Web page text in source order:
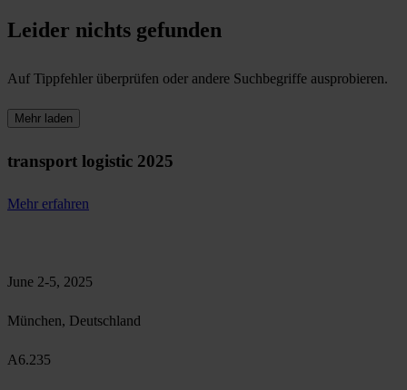
Leider nichts gefunden
Auf Tippfehler überprüfen oder andere Suchbegriffe ausprobieren.
Mehr laden
transport logistic 2025
Mehr erfahren
June 2-5, 2025
München, Deutschland
A6.235